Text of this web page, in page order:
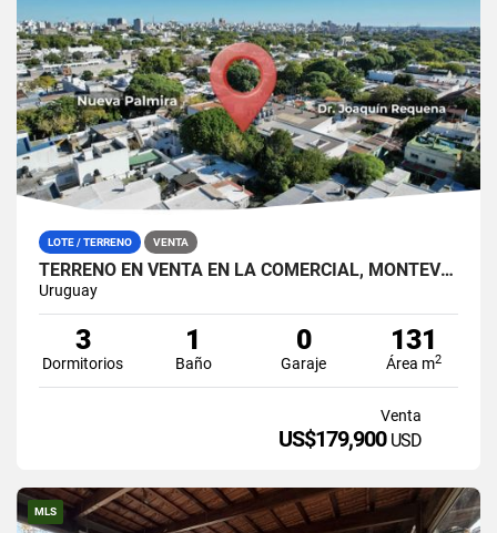
LOTE / TERRENO VENTA
TERRENO EN VENTA EN LA COMERCIAL, MONTEVIDEO
Uruguay
3
Dormitorios
1
Baño
0
Garaje
131
Área m2
Venta
US$179,900 USD
MLS